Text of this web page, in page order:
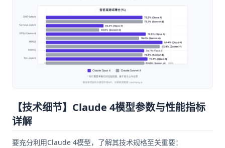
【技术细节】Claude 4模型参数与性能指标
详解
要充分利用Claude 4模型，了解其技术规格至关重要：